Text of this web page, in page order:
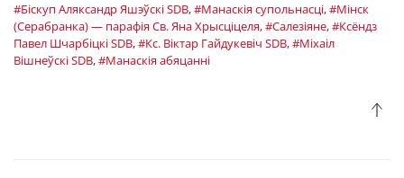
#Біскуп Аляксандр Яшэўскі SDB,#Манаскія супольнасці,#Мінск
(Серабранка) — парафія Св. Яна Хрысціцеля,#Салезіяне,#Ксёндз
Павел Шчарбіцкі SDB,#Кс. Віктар Гайдукевіч SDB,#Міхаіл
Вішнеўскі SDB,#Манаскія абяцанні